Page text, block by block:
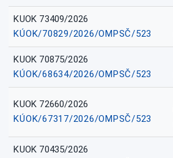
KUOK 73409/2026
KÚOK/70829/2026/OMPSČ/523
KUOK 70875/2026
KÚOK/68634/2026/OMPSČ/523
KUOK 72660/2026
KÚOK/67317/2026/OMPSČ/523
KUOK 70435/2026